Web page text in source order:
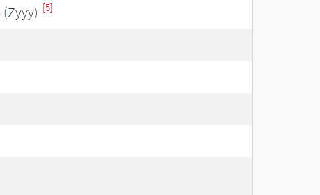
(Zyyy) [5]